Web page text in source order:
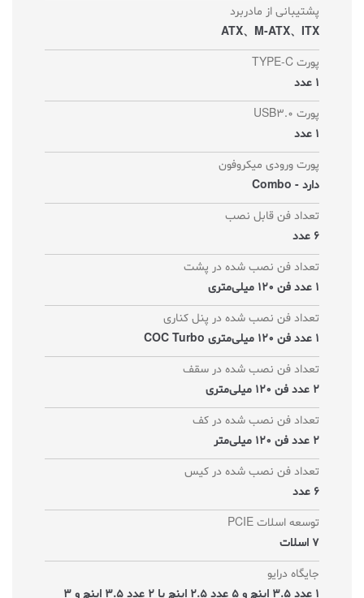
پشتیبانی از مادربرد
ATX、M-ATX、ITX
پورت TYPE-C
1 عدد
پورت USB3.0
1 عدد
پورت ورودی میکروفون
دارد - Combo
تعداد فن قابل نصب
6 عدد
تعداد فن نصب شده در پشت
1 عدد فن 120 میلی‌متری
تعداد فن نصب شده در پنل کناری
1 عدد فن 120 میلی‌متری COC Turbo
تعداد فن نصب شده در سقف
2 عدد فن 120 میلی‌متری
تعداد فن نصب شده در کف
2 عدد فن 120 میلی‌متر
تعداد فن نصب شده در کیس
6 عدد
توسعه اسلات PCIE
7 اسلات
جایگاه درایو
1 عدد 3.5 اینچ و 5 عدد 2.5 اینچ یا 2 عدد 3.5 اینچ و 3